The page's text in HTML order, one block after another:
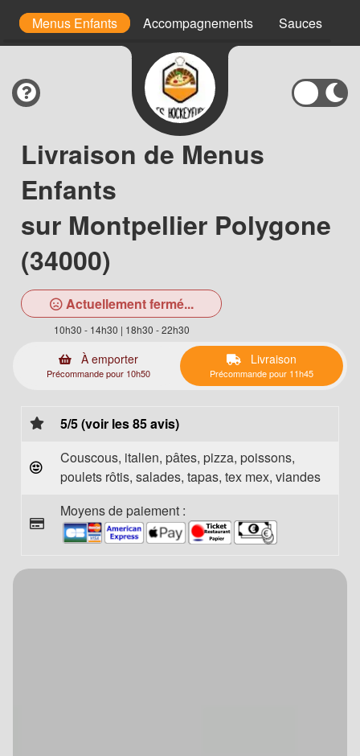
Menus Enfants Accompagnements Sauces
Livraison de Menus
Enfants
sur Montpellier Polygone
(34000)
Actuellement fermé...
10h30 - 14h30 | 18h30 - 22h30
À emporter
Précommande pour 10h50
Livraison
Précommande pour 11h45
5/5 (voir les 85 avis)
Couscous, italien, pâtes, pizza, poissons,
poulets rôtis, salades, tapas, tex mex, viandes
Moyens de paiement :